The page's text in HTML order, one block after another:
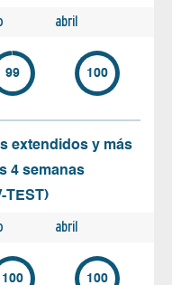
abril
99 100
extendidos y más
4 semanas
TEST)
abril
100 100